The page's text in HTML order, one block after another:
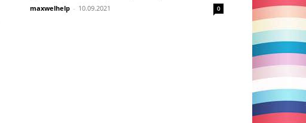
maxwelhelp - 10.09.2021 0